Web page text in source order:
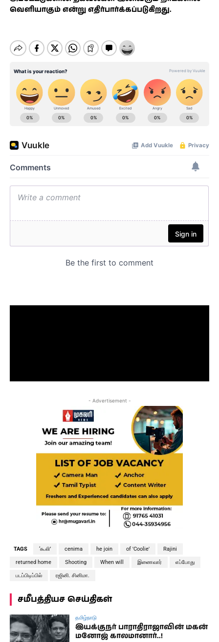
வெளியாகும் என்று எதிர்பார்க்கப்படுகிறது.
- Advertisement -
TAGS ‘கூலி’ cenima he join of 'Coolie' Rajini
returned home Shooting When will இணைவார் எப்போது
படப்பிடிப்பில் ரஜினி. சினிமா.
சமீபத்தியச செய்திகள்
தமிழ்நாடு
இயக்குநர் பாராதிராஜாவின் மகன்
மனோஜ் காலமானார்..!